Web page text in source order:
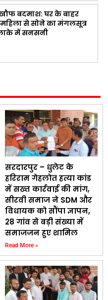
बदमाश: घर के बाहर
से सोने का मंगलसूत्र
में सनसनी
सरदारपुर – धुलेट के
हरिराम गेहलोत हत्या कांड
में सख्त कार्रवाई की मांग,
सीरवी समाज ने SDM और
विधायक को सौंपा ज्ञापन,
28 गांव से बड़ी संख्या में
समाजजन हुए शामिल
Read More »